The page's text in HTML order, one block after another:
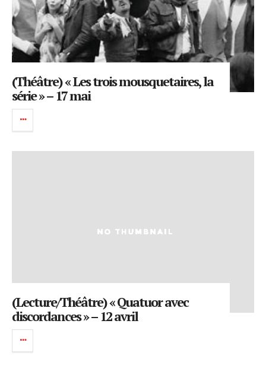
(Théâtre) « Les trois mousquetaires, la
série » – 17 mai
(Lecture/Théâtre) « Quatuor avec
discordances » – 12 avril